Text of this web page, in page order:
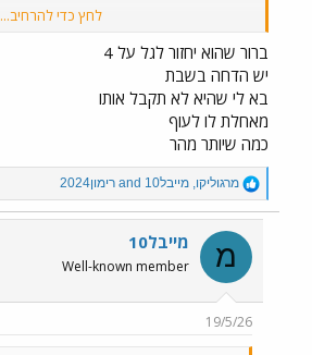
למזלו החדשים חברים טובים גם רפאלה וגם
דני מחבקים אותו ושם בשבילו.. גם הוא היה
צריך משענת.. לפרוק.. בכל זאת האישה שדלוק
עליה, האישה שנמצא לצידה כמה זמן שמה לו
גבולות, ברקסים, אפילו לא שמה לו לאכול זה
העליב אותו.. בכל זאת היה שם איתה..
דווקא אני להבדיל מקווה שהם יסדירו את
זה.. לראות את שם שוב פעם לבד זה החלום
שלהם, לראות אותה שוב מתבודדת לגמרי
כשכולם עטים עליה זה קשה מדי מעדיף
שהכול יסתדר לטובה
לחץ כדי להרחיב...
ברור שהוא יחזור לגל על 4
יש הדחה בשבת
בא לי שהיא לא תקבל אותו
מאחלת לו לעוף
כמה שיותר מהר
R
e
a
c
o
n
s
מרגוליקו מייבל10 רימון2024
מ מייבל10
Well-known member
19/5/26